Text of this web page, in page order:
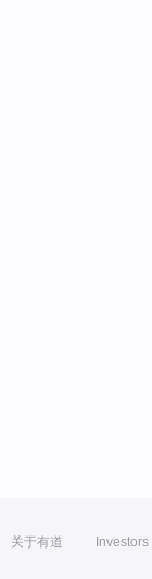
关于有道 Investors